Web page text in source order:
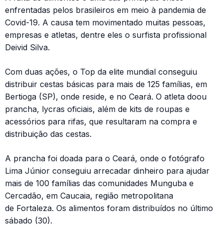
enfrentadas pelos brasileiros em meio à pandemia de
Covid-19. A causa tem movimentado muitas pessoas,
empresas e atletas, dentre eles o surfista profissional
Deivid Silva.
Com duas ações, o Top da elite mundial conseguiu
distribuir cestas básicas para mais de 125 famílias, em
Bertioga (SP), onde reside, e no Ceará. O atleta doou
prancha, lycras oficiais, além de kits de roupas e
acessórios para rifas, que resultaram na compra e
distribuição das cestas.
A prancha foi doada para o Ceará, onde o fotógrafo
Lima Júnior conseguiu arrecadar dinheiro para ajudar
mais de 100 famílias das comunidades Munguba e
Cercadão, em Caucaia, região metropolitana
de Fortaleza. Os alimentos foram distribuídos no último
sábado (30).